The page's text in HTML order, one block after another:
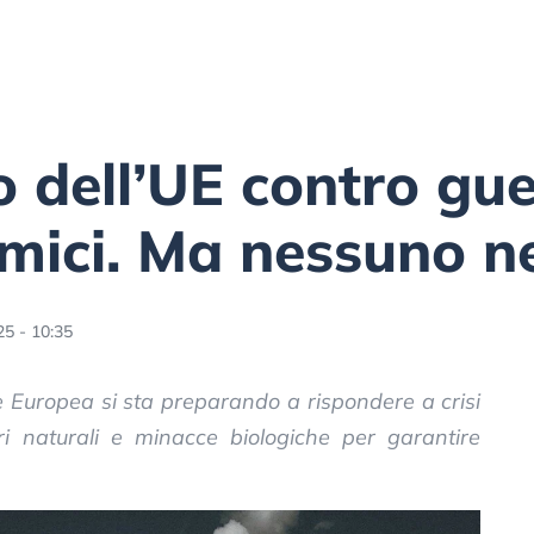
dell’UE contro
Ma nessuno
- 10:35
Europea si sta preparando a rispondere a crisi
naturali e minacce biologiche per garantire